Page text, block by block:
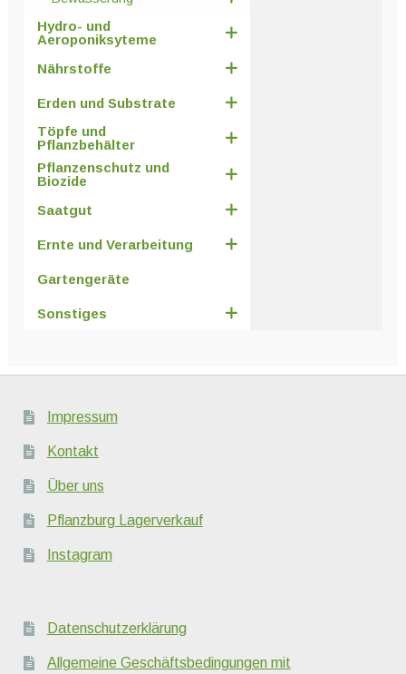
Hydro- und
Aeroponiksyteme
Nährstoffe
Erden und Substrate
Töpfe und
Pflanzbehälter
Pflanzenschutz und
Biozide
Saatgut
Ernte und Verarbeitung
Gartengeräte
Sonstiges
Impressum
Kontakt
Über uns
Pflanzburg Lagerverkauf
Instagram
Datenschutzerklärung
Allgemeine Geschäftsbedingungen mit